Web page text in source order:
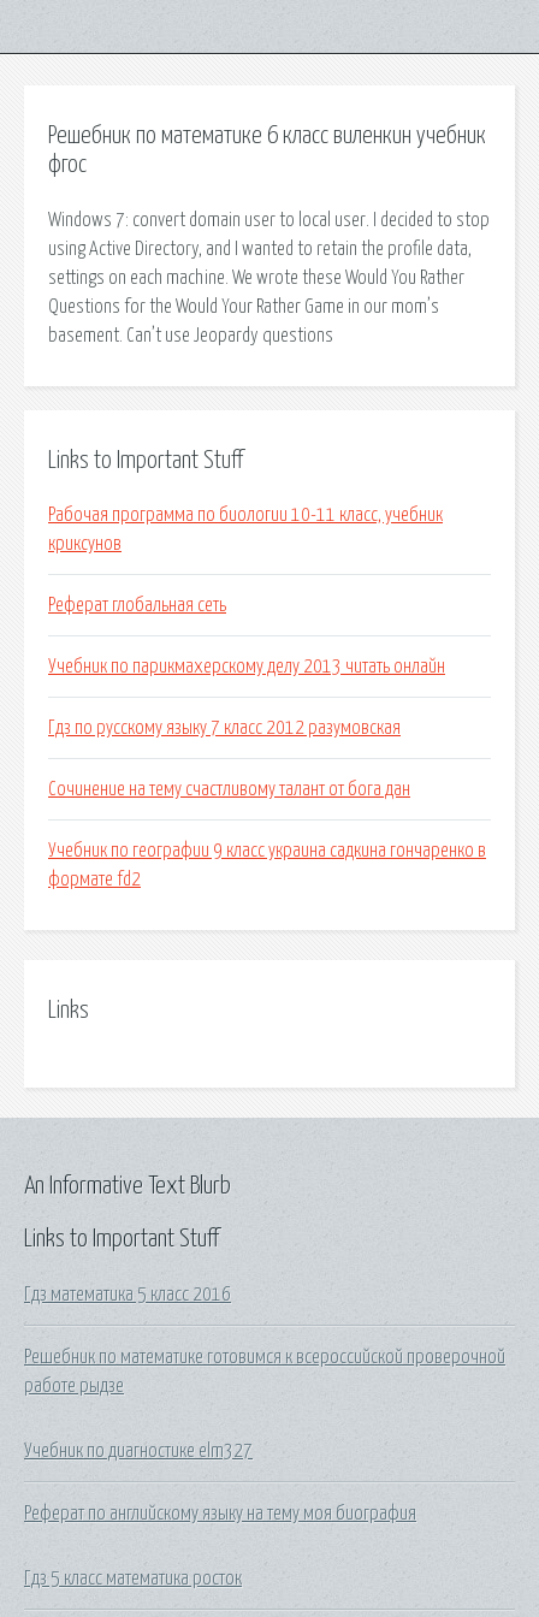
Решебник по математике 6 класс виленкин учебник
фгос
Windows 7: convert domain user to local user. I decided to stop
using Active Directory, and I wanted to retain the profile data,
settings on each machine. We wrote these Would You Rather
Questions for the Would Your Rather Game in our mom’s
basement. Can’t use Jeopardy questions
Links to Important Stuff
Рабочая программа по биологии 10-11 класс, учебник
криксунов
Реферат глобальная сеть
Учебник по парикмахерскому делу 2013 читать онлайн
Гдз по русскому языку 7 класс 2012 разумовская
Сочинение на тему счастливому талант от бога дан
Учебник по географии 9 класс украина садкина гончаренко в
формате fd2
Links
Links to Important Stuff
Гдз математика 5 класс 2016
Решебник по математике готовимся к всероссийской проверочной
работе рыдзе
Учебник по диагностике elm327
Реферат по английскому языку на тему моя биография
Гдз 5 класс математика росток
An Informative Text Blurb